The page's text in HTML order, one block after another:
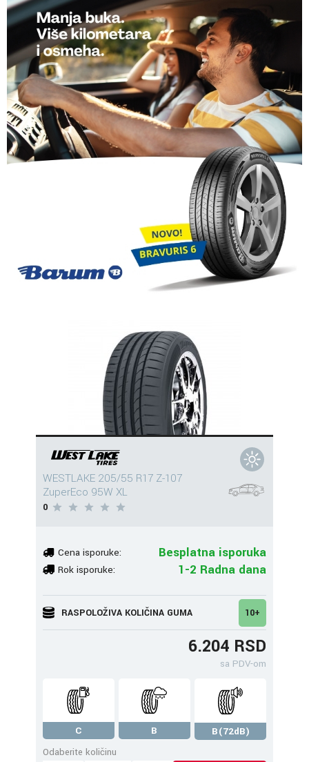
WESTLAKE 205/55 R17 Z-107
ZuperEco 95W XL
0
Cena isporuke: Besplatna isporuka
Rok isporuke: 1-2 Radna dana
RASPOLOŽIVA KOLIČINA GUMA 10+
6.204 RSD
sa PDV-om
C B
B(72dB)
Odaberite količinu